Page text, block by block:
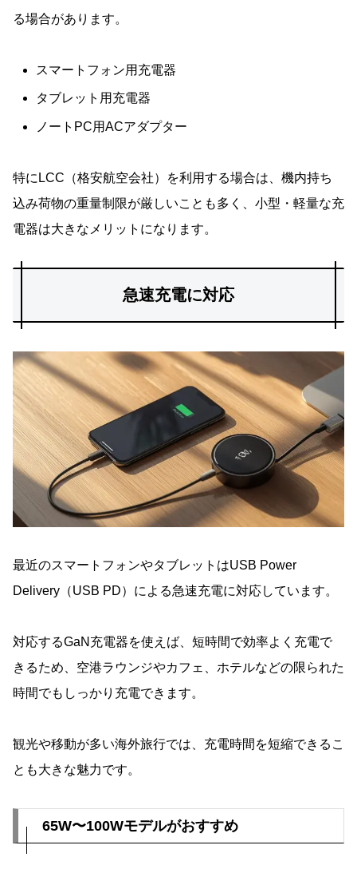
る場合があります。
スマートフォン用充電器
タブレット用充電器
ノートPC用ACアダプター
特にLCC（格安航空会社）を利用する場合は、機内持ち
込み荷物の重量制限が厳しいことも多く、小型・軽量な充
電器は大きなメリットになります。
急速充電に対応
最近のスマートフォンやタブレットはUSB Power
Delivery（USB PD）による急速充電に対応しています。
対応するGaN充電器を使えば、短時間で効率よく充電で
きるため、空港ラウンジやカフェ、ホテルなどの限られた
時間でもしっかり充電できます。
観光や移動が多い海外旅行では、充電時間を短縮できるこ
とも大きな魅力です。
65W〜100Wモデルがおすすめ